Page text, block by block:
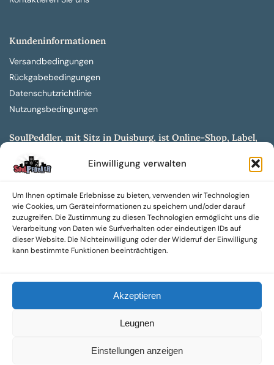
Einwilligung verwalten
Um Ihnen optimale Erlebnisse zu bieten, verwenden wir Technologien
wie Cookies, um Geräteinformationen zu speichern und/oder darauf
zuzugreifen. Die Zustimmung zu diesen Technologien ermöglicht uns die
Verarbeitung von Daten wie Surfverhalten oder eindeutigen IDs auf
dieser Website. Die Nichteinwilligung oder der Widerruf der Einwilligung
kann bestimmte Funktionen beeinträchtigen.
Akzeptieren
Leugnen
Einstellungen anzeigen
Kundeninformationen
Versandbedingungen
Rückgabebedingungen
Datenschutzrichtlinie
Nutzungsbedingungen
SoulPeddler, mit Sitz in Duisburg, ist Online-Shop, Label,
entwickelt aus dem SoulPeddler Vinyl-Presswerk und
unserer Online-Gig-Plattform.
Wir bieten eine breite Auswahl an sowohl hochgradig
sammelwürdigen als auch Mainstream-Titeln und -Formaten auf
Vinyl, CD und weiteren Medien.
Sowohl neue als auch gebrauchte, nach Zustand bewertete
Wir setzen uns leidenschaftlich für unabhängige Künstler und
Labels ein und bieten hochwertige, maßgeschneiderte Lösungen
aus über 30 Jahren Erfahrung in der Musikindustrie.
SoulPeddler Mailorder, Records & Vinyl Production – DUBOX –
Nettirock – Nice Guy Records – MOVA Museum of Vinyl Arts